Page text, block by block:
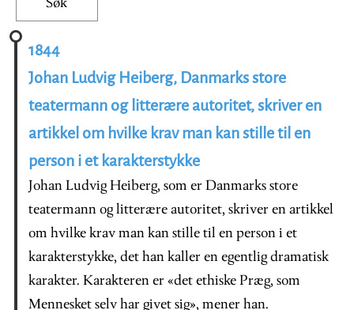
1844
Johan Ludvig Heiberg, Danmarks store
teatermann og litterære autoritet, skriver en
artikkel om hvilke krav man kan stille til en
person i et karakterstykke
Johan Ludvig Heiberg, som er Danmarks store
teatermann og litterære autoritet, skriver en artikkel
om hvilke krav man kan stille til en person i et
karakterstykke, det han kaller en egentlig dramatisk
karakter. Karakteren er «det ethiske Præg, som
Mennesket selv har givet sig», mener han.